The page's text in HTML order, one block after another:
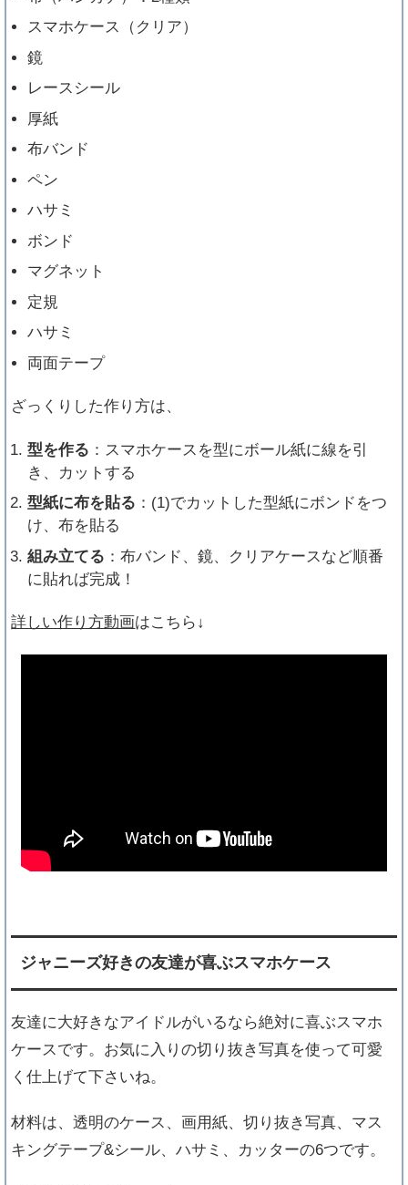
スマホケース（クリア）
鏡
レースシール
厚紙
布バンド
ペン
ハサミ
ボンド
マグネット
定規
ハサミ
両面テープ
ざっくりした作り方は、
型を作る ：スマホケースを型にボール紙に線を引
き、カットする
型紙に布を貼る ：(1)でカットした型紙にボンドをつ
け、布を貼る
組み立てる ：布バンド、鏡、クリアケースなど順番
に貼れば完成！
詳しい作り方動画はこちら↓
ジャニーズ好きの友達が喜ぶスマホケース
友達に大好きなアイドルがいるなら絶対に喜ぶスマホ
ケースです。お気に入りの切り抜き写真を使って可愛
く仕上げて下さいね。
材料は、透明のケース、画用紙、切り抜き写真、マス
キングテープ&シール、ハサミ、カッターの6つです。